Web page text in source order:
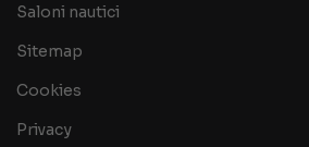
Saloni nautici
Sitemap
Cookies
Privacy